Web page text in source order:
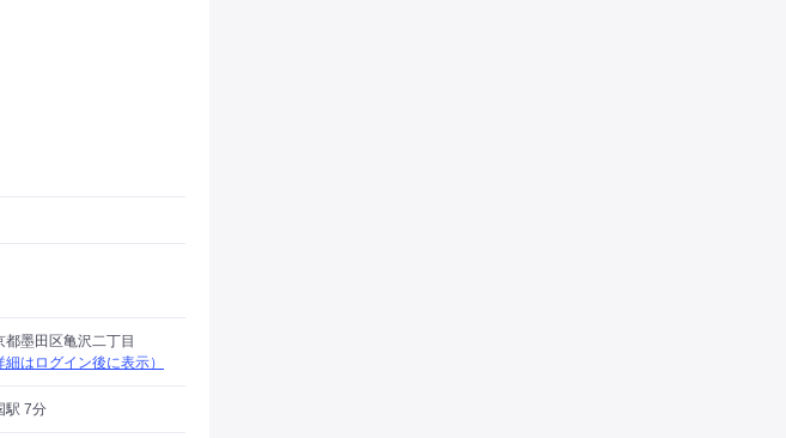
都墨田区亀沢二丁目
細はログイン後に表示）
駅 7分